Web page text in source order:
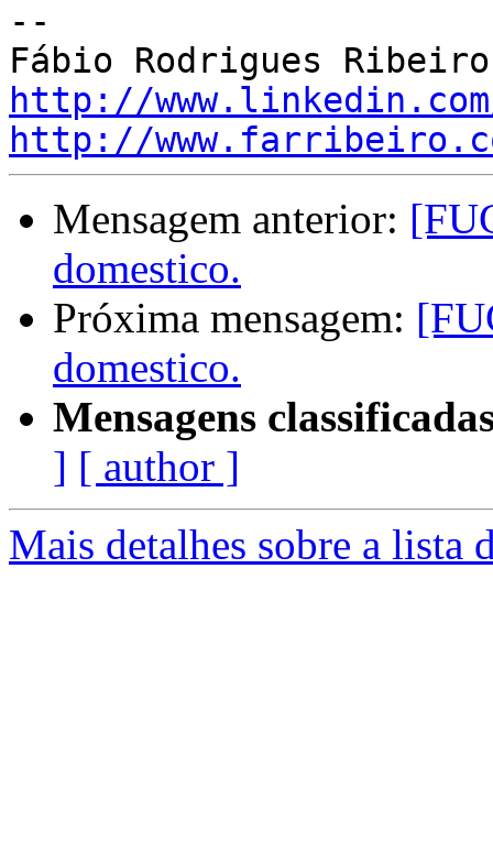
--
http://
http://
Mensagem anterior:
domestico.
Próxima mensagem:
domestico.
Mensagens
] [ author ]
Mais detalhes sobre a lista